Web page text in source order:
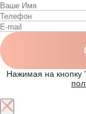
Нажимая на кнопку